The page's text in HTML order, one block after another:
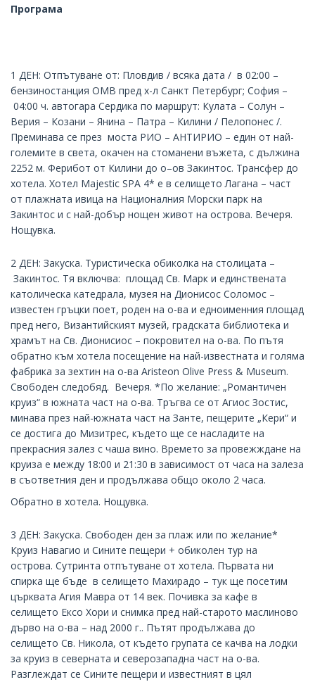
Програма
1 ДЕН: Отпътуване от: Пловдив / всяка дата / в 02:00 –
бензиностанция ОМВ пред х-л Санкт Петербург; София –
04:00 ч. автогара Сердика по маршрут: Кулата – Солун –
Верия – Козани – Янина – Патра – Килини / Пелопонес /.
Преминава се през моста РИО – АНТИРИО – един от най-
големите в света, окачен на стоманени въжета, с дължина
2252 м. Ферибот от Килини до о–ов Закинтос. Трансфер до
хотела. Хотел Majestic SPA 4* е в селището Лагана – част
от плажната ивица на Националния Морски парк на
Закинтос и с най-добър нощен живот на острова. Вечеря.
Нощувка.
2 ДЕН: Закуска. Туристическа обиколка на столицата –
Закинтос. Тя включва: площад Св. Марк и единствената
католическа катедрала, музея на Дионисос Соломос –
известен гръцки поет, роден на о-ва и едноименния площад
пред него, Византийският музей, градската библиотека и
храмът на Св. Дионисиос – покровител на о-ва. По пътя
обратно към хотела посещение на най-известната и голяма
фабрика за зехтин на о-ва Aristeon Olive Press & Museum.
Свободен следобяд. Вечеря. *По желание: „Романтичен
круиз“ в южната част на о-ва. Тръгва се от Агиос Зостис,
минава през най-южната част на Занте, пещерите „Кери“ и
се достига до Мизитрес, където ще се насладите на
прекрасния залез с чаша вино. Времето за провежждане на
круиза е между 18:00 и 21:30 в зависимост от часа на залеза
в съответния ден и продължава общо около 2 часа.
Обратно в хотела. Нощувка.
3 ДЕН: Закуска. Свободен ден за плаж или по желание*
Круиз Навагио и Сините пещери + обиколен тур на
острова. Сутринта отпътуване от хотела. Първата ни
спирка ще бъде в селището Махирадо – тук ще посетим
църквата Агия Мавра от 14 век. Почивка за кафе в
селището Ексо Хори и снимка пред най-старото маслиново
дърво на о-ва – над 2000 г.. Пътят продължава до
селището Св. Никола, от където групата се качва на лодки
за круиз в северната и северозападна част на о-ва.
Разглеждат се Сините пещери и известният в цял